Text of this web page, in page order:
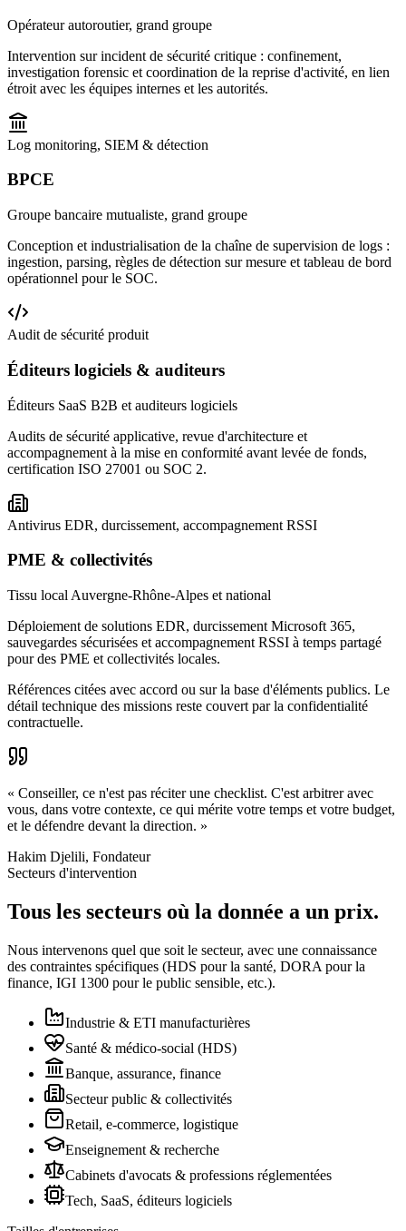
Opérateur autoroutier, grand groupe
Intervention sur incident de sécurité critique : confinement,
investigation forensic et coordination de la reprise d'activité, en lien
étroit avec les équipes internes et les autorités.
Log monitoring, SIEM & détection
BPCE
Groupe bancaire mutualiste, grand groupe
Conception et industrialisation de la chaîne de supervision de logs :
ingestion, parsing, règles de détection sur mesure et tableau de bord
opérationnel pour le SOC.
Audit de sécurité produit
Éditeurs logiciels & auditeurs
Éditeurs SaaS B2B et auditeurs logiciels
Audits de sécurité applicative, revue d'architecture et
accompagnement à la mise en conformité avant levée de fonds,
certification ISO 27001 ou SOC 2.
Antivirus EDR, durcissement, accompagnement RSSI
PME & collectivités
Tissu local Auvergne-Rhône-Alpes et national
Déploiement de solutions EDR, durcissement Microsoft 365,
sauvegardes sécurisées et accompagnement RSSI à temps partagé
pour des PME et collectivités locales.
Références citées avec accord ou sur la base d'éléments publics. Le
détail technique des missions reste couvert par la confidentialité
contractuelle.
« Conseiller, ce n'est pas réciter une checklist. C'est arbitrer avec
vous, dans votre contexte, ce qui mérite votre temps et votre budget,
et le défendre devant la direction. »
Hakim Djelili, Fondateur
Secteurs d'intervention
Tous les secteurs où la donnée a un prix.
Nous intervenons quel que soit le secteur, avec une connaissance
des contraintes spécifiques (HDS pour la santé, DORA pour la
finance, IGI 1300 pour le public sensible, etc.).
Industrie & ETI manufacturières
Santé & médico-social (HDS)
Banque, assurance, finance
Secteur public & collectivités
Retail, e-commerce, logistique
Enseignement & recherche
Cabinets d'avocats & professions réglementées
Tech, SaaS, éditeurs logiciels